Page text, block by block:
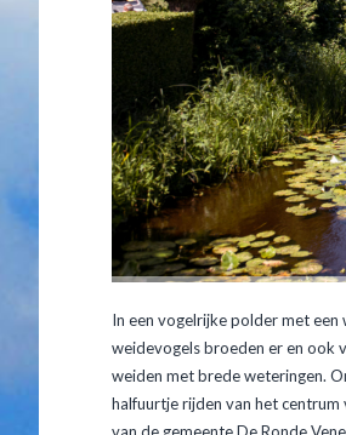
In een vogelrijke polder met
weidevogels broeden er en ook
weiden met brede weteringen.
halfuurtje rijden van het centrum
van de gemeente De Ronde